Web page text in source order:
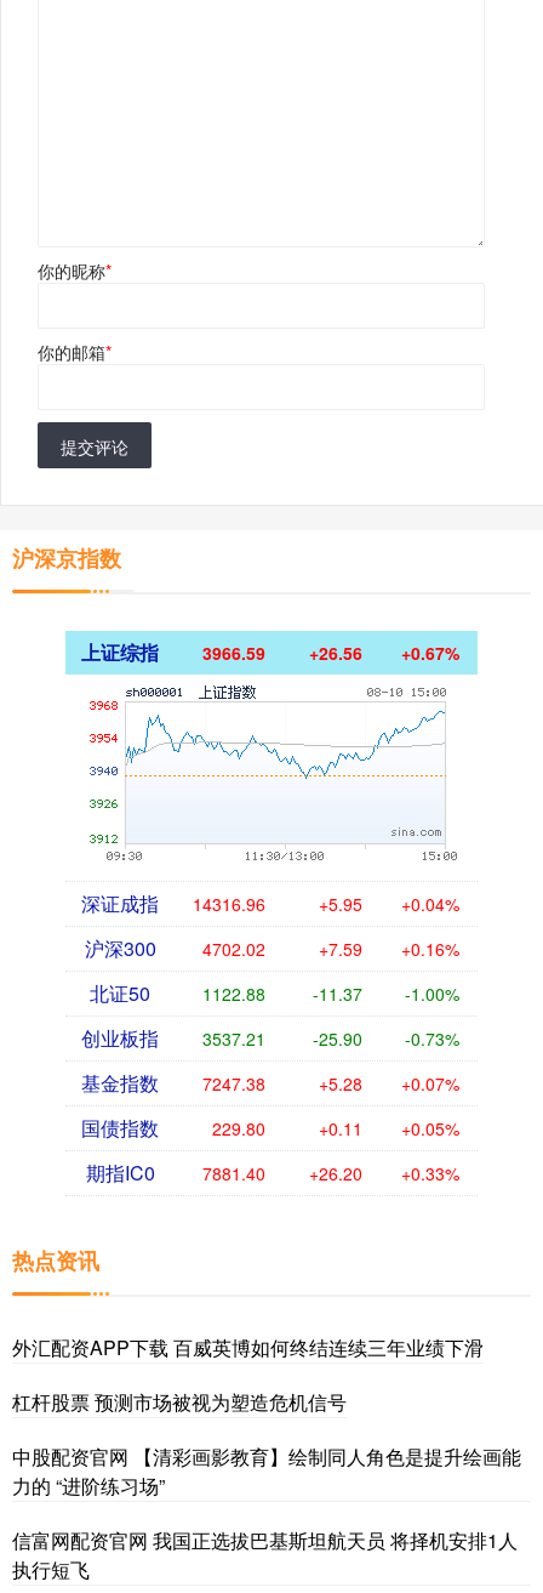
你的昵称*
你的邮箱*
提交评论
沪深京指数
上证综指 3966.59 +26.56 +0.67%
深证成指 14316.96 +5.95 +0.04%
沪深300 4702.02 +7.59 +0.16%
北证50 1122.88 -11.37 -1.00%
创业板指 3537.21 -25.90 -0.73%
基金指数 7247.38 +5.28 +0.07%
国债指数 229.80 +0.11 +0.05%
期指IC0 7881.40 +26.20 +0.33%
热点资讯
外汇配资APP下载 百威英博如何终结连续三年业绩下滑
杠杆股票 预测市场被视为塑造危机信号
中股配资官网 【清彩画影教育】绘制同人角色是提升绘画能
力的 “进阶练习场”
信富网配资官网 我国正选拔巴基斯坦航天员 将择机安排1人
执行短飞